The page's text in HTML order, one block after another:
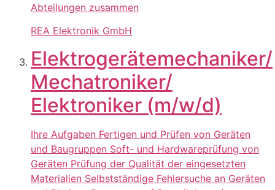
Abteilungen zusammen
REA Elektronik GmbH
Elektrogerätemechaniker/
Mechatroniker/
Elektroniker (m/w/d)
Ihre Aufgaben Fertigen und Prüfen von Geräten
und Baugruppen Soft- und Hardwareprüfung von
Geräten Prüfung der Qualität der eingesetzten
Materialien Selbstständige Fehlersuche an Geräten